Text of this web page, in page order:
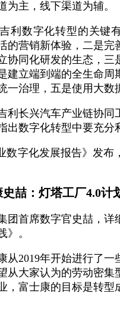
为主，线下渠道为辅。
利数字化转型的关键
的营销新体验，二是完
协同化研发的生态，三
建立端到端的全生命周
一治理，五是使用大数
利长兴汽车产业链协同
出数字化转型中要充分
喆：灯塔工厂4.0计
团首席数字官史喆，详
》。
从2019年开始进行了一
从大家认为的劳动密集
，富士康的目标是转型